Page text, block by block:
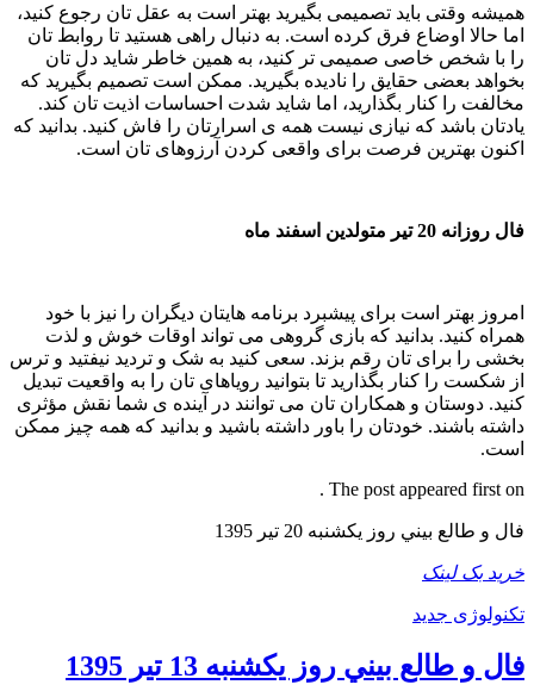
همیشه وقتی باید تصمیمی بگیرید بهتر است به عقل تان رجوع کنید،
اما حالا اوضاع فرق کرده است. به دنبال راهی هستید تا روابط تان
را با شخص خاصی صمیمی تر کنید، به همین خاطر شاید دل تان
بخواهد بعضی حقایق را نادیده بگیرید. ممکن است تصمیم بگیرید که
مخالفت را کنار بگذارید، اما شاید شدت احساسات اذیت تان کند.
یادتان باشد که نیازی نیست همه ی اسرارتان را فاش کنید. بدانید که
اکنون بهترین فرصت برای واقعی کردن آرزوهای تان است.
فال روزانه 20 تیر متولدین اسفند ماه
امروز بهتر است برای پیشبرد برنامه هایتان دیگران را نیز با خود
همراه کنید. بدانید که بازی گروهی می تواند اوقات خوش و لذت
بخشی را برای تان رقم بزند. سعی کنید به شک و تردید نیفتید و ترس
از شکست را کنار بگذارید تا بتوانید رویاهای تان را به واقعیت تبدیل
کنید. دوستان و همکاران تان می توانند در آینده ی شما نقش مؤثری
داشته باشند. خودتان را باور داشته باشید و بدانید که همه چیز ممکن
است.
The post appeared first on .
فال و طالع بيني روز یکشنبه 20 تير 1395
خرید بک لینک
تکنولوژی جدید
فال و طالع بيني روز يکشنبه 13 تير 1395